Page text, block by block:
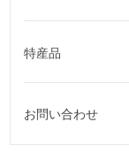
特産品
お問い合わせ